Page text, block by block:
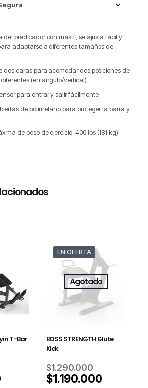
del predicador con mástil, se ajusta fácil y
adaptarse a diferentes tamaños de
dos caras para acomodar dos posiciones de
(en ángulo/vertical)
para entrar y salir fácilmente
de poliuretano para proteger la barra y
de peso de ejercicio: 400 lbs (181 kg)
T-Bar
EN OFERTA
Agotado
BOSS STRENGTH Glute
Kick
$1.290.000
precio
$1.190.000